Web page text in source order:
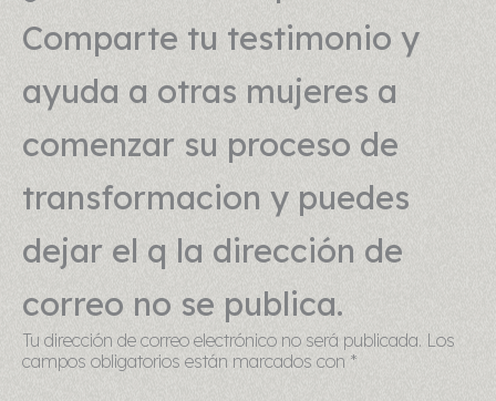
Comparte tu testimonio y
ayuda a otras mujeres a
comenzar su proceso de
transformacion y puedes
dejar el q la dirección de
correo no se publica.
Tu dirección de correo electrónico no será publicada. Los
campos obligatorios están marcados con *